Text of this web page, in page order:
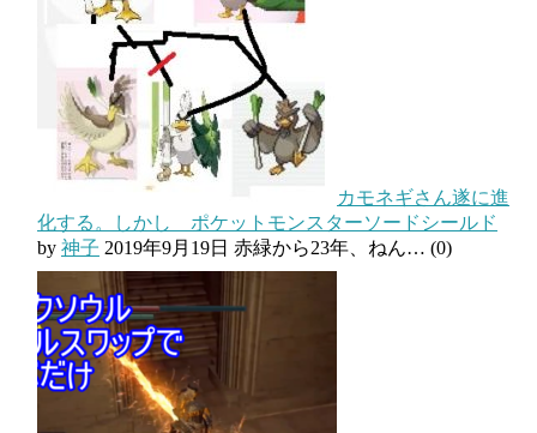
カモネギさん遂に進
化する。しかし ポケットモンスターソードシールド
by 神子 2019年9月19日 赤緑から23年、ねん… (0)